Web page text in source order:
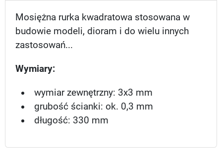
Mosiężna rurka kwadratowa stosowana w
budowie modeli, dioram i do wielu innych
zastosowań...
Wymiary:
wymiar zewnętrzny: 3x3 mm
grubość ścianki: ok. 0,3 mm
długość: 330 mm